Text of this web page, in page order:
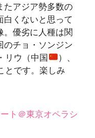
たアジア勢多数の
白くないと思って
。優劣に人種は関
のチョ・ソンジン
リウ（中国
）、
とです。楽しみ
ト＠東京オペラシ